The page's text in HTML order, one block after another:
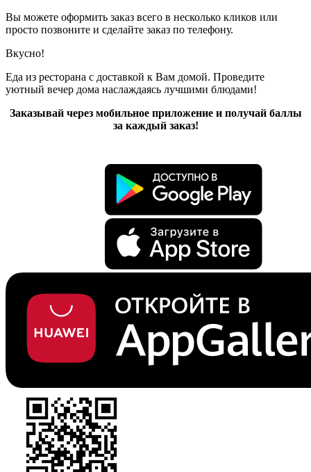
Вы можете оформить заказ всего в несколько кликов или
просто позвоните и сделайте заказ по телефону.
Вкусно!
Еда из ресторана с доставкой к Вам домой. Проведите
уютный вечер дома наслаждаясь лучшими блюдами!
Заказывай через мобильное приложение и получай баллы
за каждый заказ!